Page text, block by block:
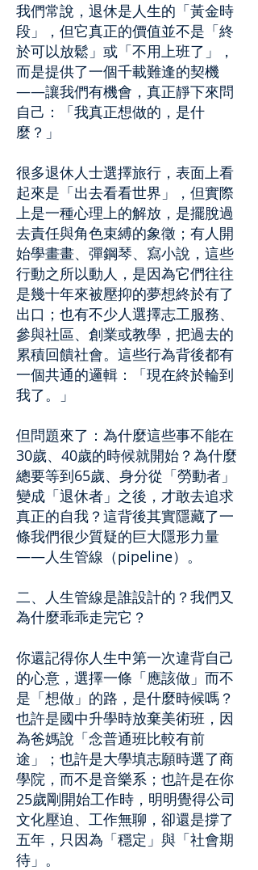
我們常說，退休是人生的「黃金時
段」，但它真正的價值並不是「終
於可以放鬆」或「不用上班了」，
而是提供了一個千載難逢的契機
——讓我們有機會，真正靜下來問
自己：「我真正想做的，是什
麼？」
很多退休人士選擇旅行，表面上看
起來是「出去看看世界」，但實際
上是一種心理上的解放，是擺脫過
去責任與角色束縛的象徵；有人開
始學畫畫、彈鋼琴、寫小說，這些
行動之所以動人，是因為它們往往
是幾十年來被壓抑的夢想終於有了
出口；也有不少人選擇志工服務、
參與社區、創業或教學，把過去的
累積回饋社會。這些行為背後都有
一個共通的邏輯：「現在終於輪到
我了。」
但問題來了：為什麼這些事不能在
30歲、40歲的時候就開始？為什麼
總要等到65歲、身分從「勞動者」
變成「退休者」之後，才敢去追求
真正的自我？這背後其實隱藏了一
條我們很少質疑的巨大隱形力量
——人生管線（pipeline）。
二、人生管線是誰設計的？我們又
為什麼乖乖走完它？
你還記得你人生中第一次違背自己
的心意，選擇一條「應該做」而不
是「想做」的路，是什麼時候嗎？
也許是國中升學時放棄美術班，因
為爸媽說「念普通班比較有前
途」；也許是大學填志願時選了商
學院，而不是音樂系；也許是在你
25歲剛開始工作時，明明覺得公司
文化壓迫、工作無聊，卻還是撐了
五年，只因為「穩定」與「社會期
待」。